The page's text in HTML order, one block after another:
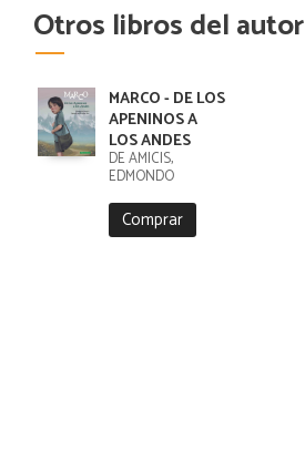
Otros libros del autor
MARCO - DE LOS
APENINOS A
LOS ANDES
DE AMICIS,
EDMONDO
Comprar